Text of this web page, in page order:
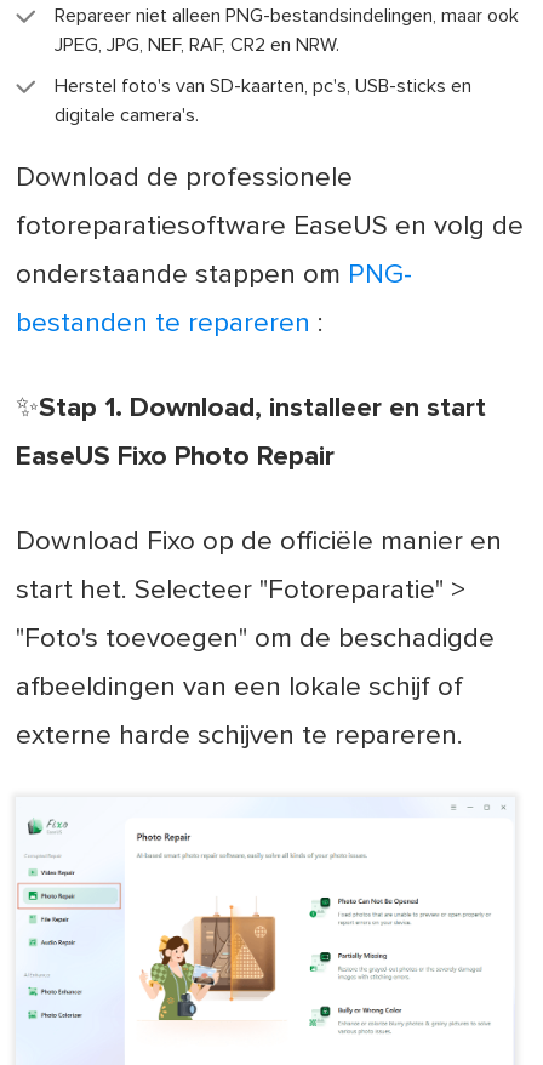
Repareer niet alleen PNG-bestandsindelingen, maar ook
JPEG, JPG, NEF, RAF, CR2 en NRW.
Herstel foto's van SD-kaarten, pc's, USB-sticks en
digitale camera's.
Download de professionele
fotoreparatiesoftware EaseUS en volg de
onderstaande stappen om PNG-
bestanden te repareren :
✨Stap 1. Download, installeer en start
EaseUS Fixo Photo Repair
Download Fixo op de officiële manier en
start het. Selecteer "Fotoreparatie" >
"Foto's toevoegen" om de beschadigde
afbeeldingen van een lokale schijf of
externe harde schijven te repareren.